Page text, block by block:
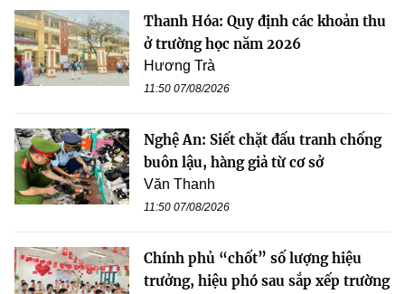
Thanh Hóa: Quy định các khoản thu
ở trường học năm 2026
Hương Trà
11:50 07/08/2026
Nghệ An: Siết chặt đấu tranh chống
buôn lậu, hàng giả từ cơ sở
Văn Thanh
11:50 07/08/2026
Chính phủ “chốt” số lượng hiệu
trưởng, hiệu phó sau sắp xếp trường